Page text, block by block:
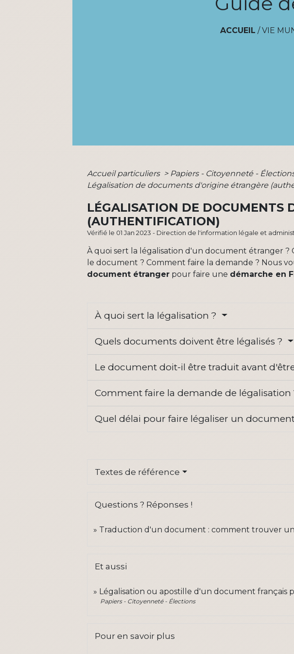
ACCUEIL /VIE
Accueil particuliers > Papiers - Citoyenneté -
Légalisation de documents d'origine étrangère
LÉGALISATION DE DOCUMENTS
(AUTHENTIFICATION)
Vérifié le 01 Jan 2023 - Direction de l'information légale et
À quoi sert la légalisation d'un document étranger
le document ? Comment faire la demande ? Nous
document étranger pour faire une démarche en
À quoi sert la légalisation ?
Quels documents doivent être légalisés ?
Le document doit-il être traduit avant
Comment faire la demande de légalisation
Quel délai pour faire légaliser un
Textes de référence
Questions ? Réponses !
Traduction d'un document : comment trouver
Et aussi
Légalisation ou apostille d'un document
Papiers - Citoyenneté - Élections
Pour en savoir plus